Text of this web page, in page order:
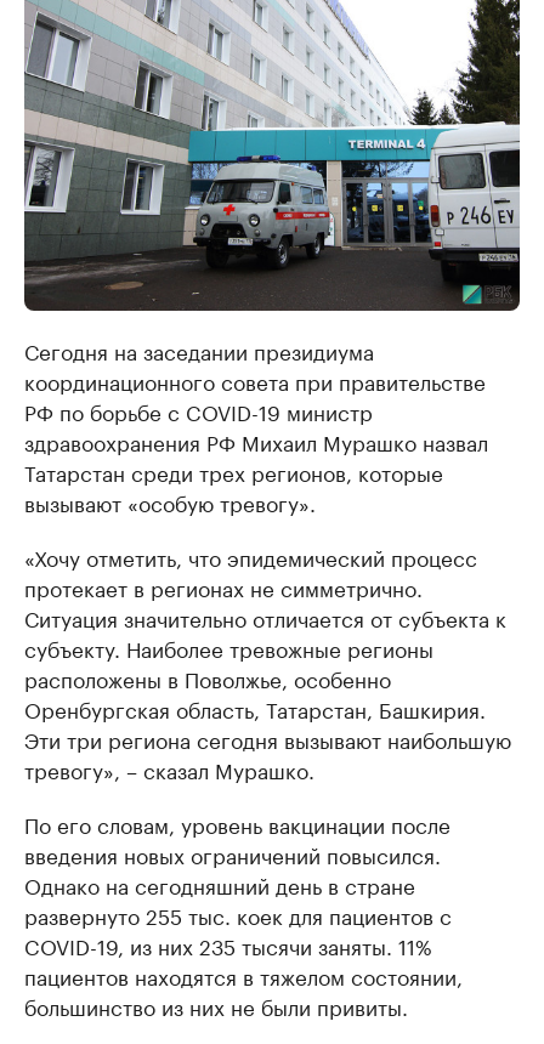
Сегодня на заседании президиума
координационного совета при правительстве
РФ по борьбе с COVID-19 министр
здравоохранения РФ Михаил Мурашко назвал
Татарстан среди трех регионов, которые
вызывают «особую тревогу».
«Хочу отметить, что эпидемический процесс
протекает в регионах не симметрично.
Ситуация значительно отличается от субъекта к
субъекту. Наиболее тревожные регионы
расположены в Поволжье, особенно
Оренбургская область, Татарстан, Башкирия.
Эти три региона сегодня вызывают наибольшую
тревогу», – сказал Мурашко.
По его словам, уровень вакцинации после
введения новых ограничений повысился.
Однако на сегодняшний день в стране
развернуто 255 тыс. коек для пациентов с
COVID-19, из них 235 тысячи заняты. 11%
пациентов находятся в тяжелом состоянии,
большинство из них не были привиты.